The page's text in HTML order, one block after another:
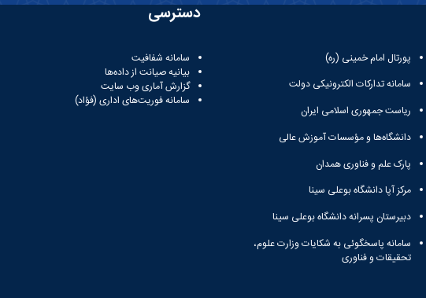
پورتال امام خمینی (ره)
سامانه تدارکات الکترونیکی دولت
ریاست جمهوری اسلامی ایران
دانشگاه‌ها و مؤسسات آموزش عالی
پارک علم و فناوری همدان
مرکز آپا دانشگاه بوعلی سینا
دبیرستان پسرانه دانشگاه بوعلی سینا
سامانه پاسخگوئی به شکایات وزارت علوم،
تحقیقات و فناوری
دسترسی
سامانه شفافیت
بیانیه صیانت از داده‌ها
گزارش آماری وب‌ سایت
سامانه فوریت‌های اداری (فؤاد)